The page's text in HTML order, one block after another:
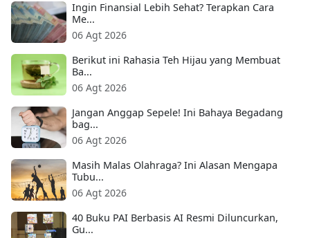
Ingin Finansial Lebih Sehat? Terapkan Cara
Me...
06 Agt 2026
Berikut ini Rahasia Teh Hijau yang Membuat
Ba...
06 Agt 2026
Jangan Anggap Sepele! Ini Bahaya Begadang
bag...
06 Agt 2026
Masih Malas Olahraga? Ini Alasan Mengapa
Tubu...
06 Agt 2026
40 Buku PAI Berbasis AI Resmi Diluncurkan,
Gu...